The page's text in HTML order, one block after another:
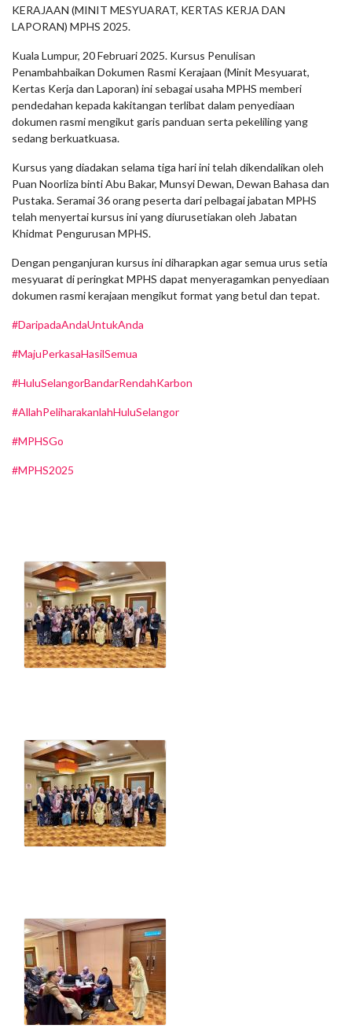
KERAJAAN (MINIT MESYUARAT, KERTAS KERJA DAN
LAPORAN) MPHS 2025.
Kuala Lumpur, 20 Februari 2025. Kursus Penulisan
Penambahbaikan Dokumen Rasmi Kerajaan (Minit Mesyuarat,
Kertas Kerja dan Laporan) ini sebagai usaha MPHS memberi
pendedahan kepada kakitangan terlibat dalam penyediaan
dokumen rasmi mengikut garis panduan serta pekeliling yang
sedang berkuatkuasa.
Kursus yang diadakan selama tiga hari ini telah dikendalikan oleh
Puan Noorliza binti Abu Bakar, Munsyi Dewan, Dewan Bahasa dan
Pustaka. Seramai 36 orang peserta dari pelbagai jabatan MPHS
telah menyertai kursus ini yang diurusetiakan oleh Jabatan
Khidmat Pengurusan MPHS.
Dengan penganjuran kursus ini diharapkan agar semua urus setia
mesyuarat di peringkat MPHS dapat menyeragamkan penyediaan
dokumen rasmi kerajaan mengikut format yang betul dan tepat.
#DaripadaAndaUntukAnda
#MajuPerkasaHasilSemua
#HuluSelangorBandarRendahKarbon
#AllahPeliharakanlahHuluSelangor
#MPHSGo
#MPHS2025